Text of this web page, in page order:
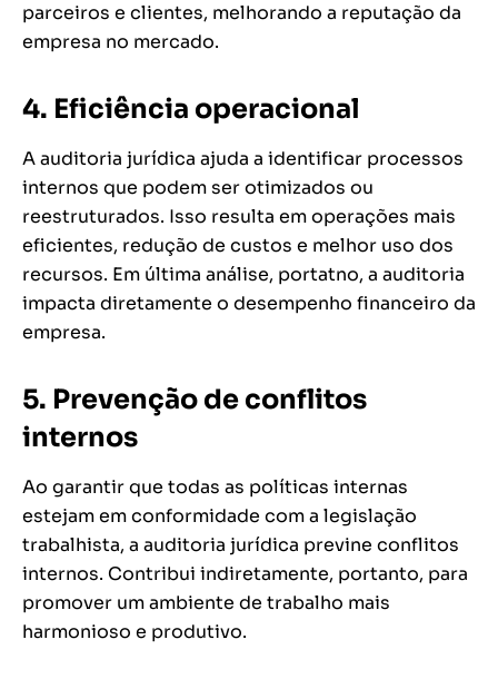
parceiros e clientes, melhorando a reputação da
empresa no mercado.
4. Eficiência operacional
A auditoria jurídica ajuda a identificar processos
internos que podem ser otimizados ou
reestruturados. Isso resulta em operações mais
eficientes, redução de custos e melhor uso dos
recursos. Em última análise, portatno, a auditoria
impacta diretamente o desempenho financeiro da
empresa.
5. Prevenção de conflitos
internos
Ao garantir que todas as políticas internas
estejam em conformidade com a legislação
trabalhista, a auditoria jurídica previne conflitos
internos. Contribui indiretamente, portanto, para
promover um ambiente de trabalho mais
harmonioso e produtivo.